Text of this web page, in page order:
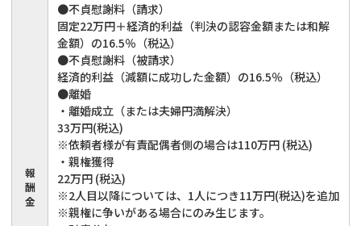
報
酬
金
●不貞慰謝料（請求）
固定22万円＋経済的利益（判決の認容金額または和解
金額）の16.5％（税込）
●不貞慰謝料（被請求）
経済的利益（減額に成功した金額）の16.5％（税込）
●離婚
・離婚成立（または夫婦円満解決）
33万円(税込)
※依頼者様が有責配偶者側の場合は110万円 (税込)
・親権獲得
22万円 (税込)
※2人目以降については、1人につき11万円(税込)を追加
※親権に争いがある場合にのみ生じます。